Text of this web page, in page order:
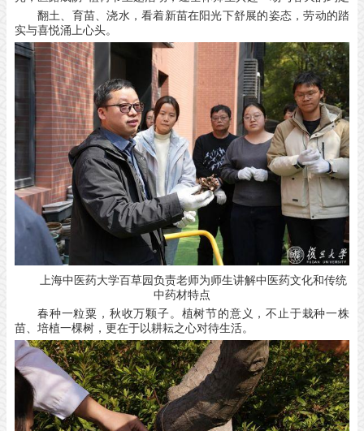
翻土、育苗、浇水，看着新苗在阳光下舒展的姿态，劳动的踏
实与喜悦涌上心头。
上海中医药大学百草园负责老师为师生讲解中医药文化和传统
中药材特点
春种一粒粟，秋收万颗子。植树节的意义，不止于栽种一株
苗、培植一棵树，更在于以耕耘之心对待生活。